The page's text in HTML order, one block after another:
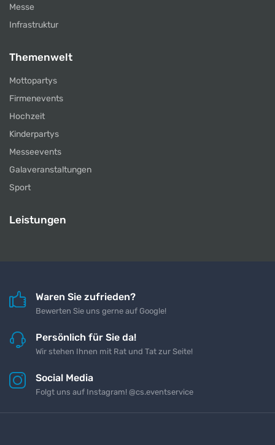
Messe
Infrastruktur
Themenwelt
Mottopartys
Firmenevents
Hochzeit
Kinderpartys
Messeevents
Galaveranstaltungen
Sport
Leistungen
Waren Sie zufrieden?
Bewerten Sie uns gerne auf Google!
Persönlich für Sie da!
Wir stehen Ihnen mit Rat und Tat zur Seite!
Social Media
Folgt uns auf Instagram! @cs.eventservice